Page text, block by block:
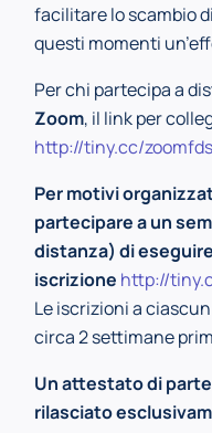
facilitare lo scambio
questi momenti
Per chi partecipa a
Zoom, il link per
http://tiny.cc/zoomfds
Per motivi
partecipare a un
distanza) di
iscrizione http://
Le iscrizioni a
circa 2 settimane
Un attestato di
rilasciato